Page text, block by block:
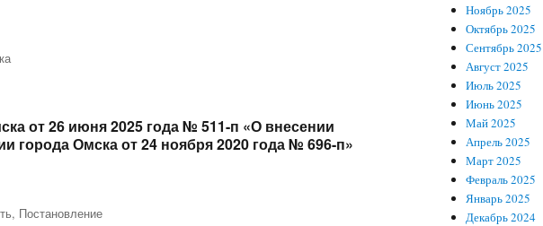
от 26 июня 2025 года № 511-п «О внесении
города Омска от 24 ноября 2020 года № 696-п»
, Постановление
Ноябрь 2025
Октябрь 2025
Сентябрь 2025
Август 2025
Июль 2025
Июнь 2025
Май 2025
Апрель 2025
Март 2025
Февраль 2025
Январь 2025
Декабрь 2024